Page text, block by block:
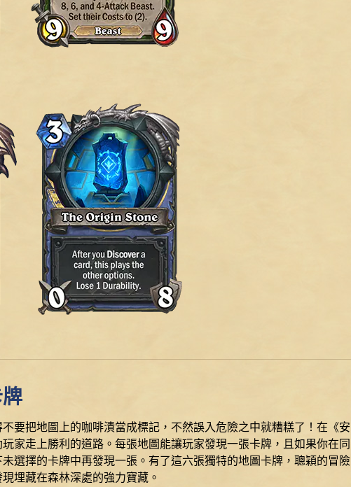
要把地圖上的咖啡漬當成標記，不然誤入危險之中就糟糕了！在《安
家走上勝利的道路。每張地圖能讓玩家發現一張卡牌，且如果你在同
選擇的卡牌中再發現一張。有了這六張獨特的地圖卡牌，聰穎的冒險
埋藏在森林深處的強力寶藏。